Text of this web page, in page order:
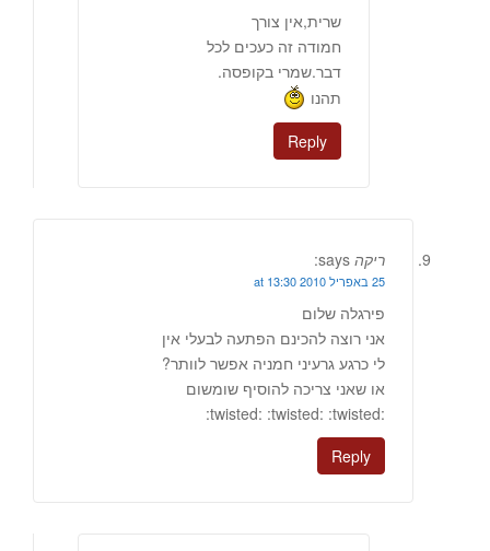
שרית,אין צורך
חמודה זה כעכים לכל
דבר.שמרי בקופסה.
תהנו
Reply
ריקה says:
25 באפריל 2010 at 13:30
פירגלה שלום
אני רוצה להכינם הפתעה לבעלי אין
לי כרגע גרעיני חמניה אפשר לוותר?
או שאני צריכה להוסיף שומשום
:twisted: :twisted: :twisted:
Reply